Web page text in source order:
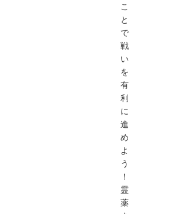
こ
と
で
戦
い
を
有
利
に
進
め
よ
う
！
霊
薬